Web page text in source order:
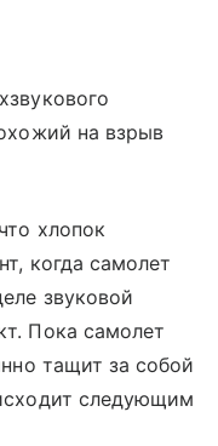
на взрыв
хлопок
когда самолет
звуковой
Пока самолет
тащит за собой
следующим